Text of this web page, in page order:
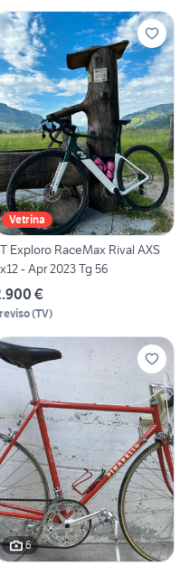
Vetrina
Exploro RaceMax Rival AXS
- Apr 2023 Tg 56
€
(TV)
6